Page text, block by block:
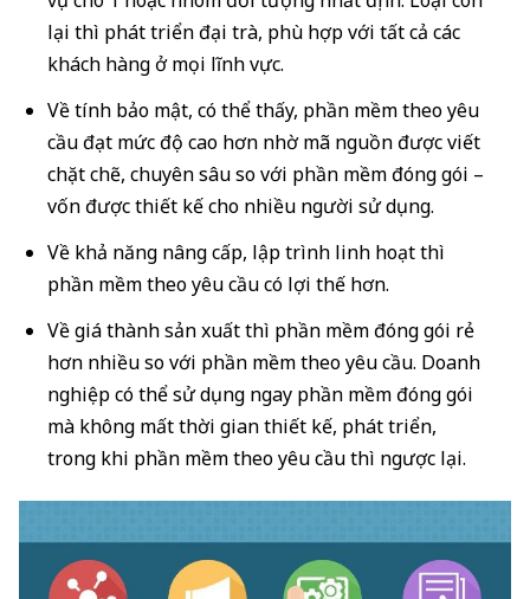
lại thì phát triển đại trà, phù hợp với tất cả các
khách hàng ở mọi lĩnh vực.
Về tính bảo mật, có thể thấy, phần mềm theo yêu
cầu đạt mức độ cao hơn nhờ mã nguồn được viết
chặt chẽ, chuyên sâu so với phần mềm đóng gói –
vốn được thiết kế cho nhiều người sử dụng.
Về khả năng nâng cấp, lập trình linh hoạt thì
phần mềm theo yêu cầu có lợi thế hơn.
Về giá thành sản xuất thì phần mềm đóng gói rẻ
hơn nhiều so với phần mềm theo yêu cầu. Doanh
nghiệp có thể sử dụng ngay phần mềm đóng gói
mà không mất thời gian thiết kế, phát triển,
trong khi phần mềm theo yêu cầu thì ngược lại.